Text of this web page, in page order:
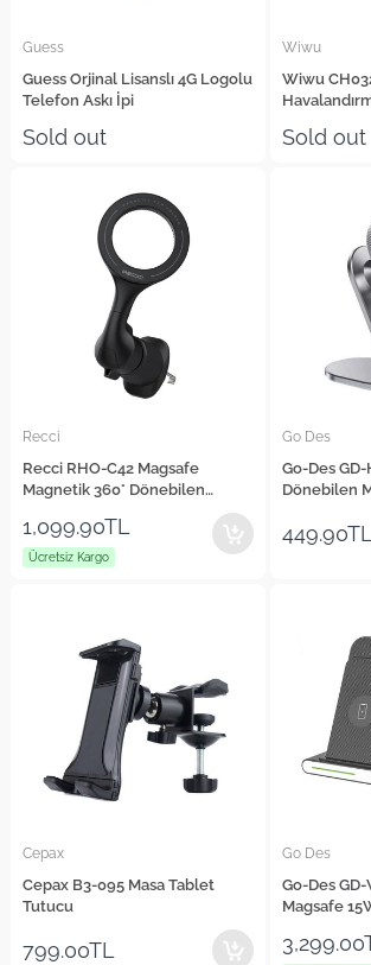
Guess
Guess Orjinal Lisanslı 4G Logolu
Telefon Askı İpi
Sold out
Wiwu
Wiwu
Sold out
Recci
Recci RHO-C42 Magsafe
Magnetik 360° Dönebilen
Telefon Tutucu
1,099.90TL
Ücretsiz Kargo
Go Des
Go-Des
Dönebilen
449.90TL
Cepax
Cepax B3-095 Masa Tablet
Tutucu
799.00TL
Go Des
Go-Des
Magsafe
Magnetik